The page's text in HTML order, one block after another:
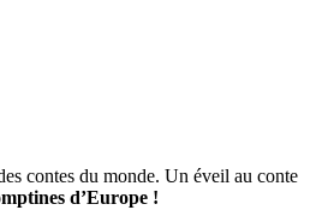
contes du monde. Un éveil au conte
d’Europe !